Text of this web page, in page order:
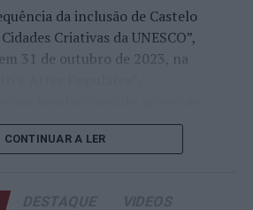
campanhas da edição,
quartos de final. Torres assinou
marcantes do torneio ao
de Zandschulp, alcançando
da inclusão de Castelo
Criativas da UNESCO”,
31 de outubro de 2023, na
e identitário” do “Bordado
das manifestações mais
CONTINUAR A LER